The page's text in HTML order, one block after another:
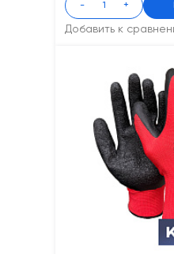
Добавить к
- +